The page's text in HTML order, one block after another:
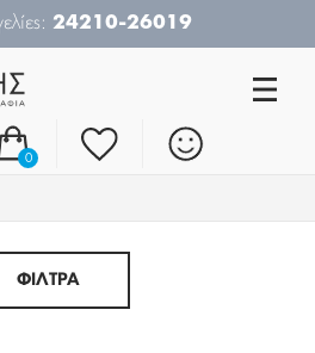
24210-26019
0
ΦΙΛΤΡΑ